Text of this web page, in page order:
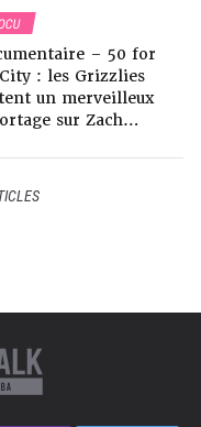
– 50 for
: les Grizzlies
un merveilleux
sur Zach
à Memphis